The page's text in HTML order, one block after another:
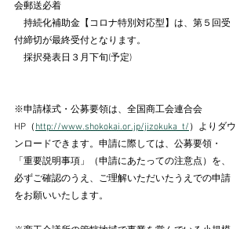
会郵送必着
持続化補助金【コロナ特別対応型】は、第５回受
付締切が最終受付となります。
    採択発表日３月下旬(予定)
※申請様式・公募要領は、全国商工会連合会
HP（ http://www.shokokai.or.jp/jizokuka_t/ ）よりダウ
ンロードできます。申請に際しては、公募要領・
「重要説明事項」（申請にあたっての注意点）を、
必ずご確認のうえ、ご理解いただいたうえでの申請
をお願いいたします。